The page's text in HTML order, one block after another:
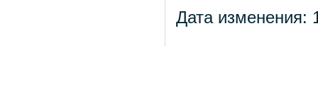
Дата изменения: